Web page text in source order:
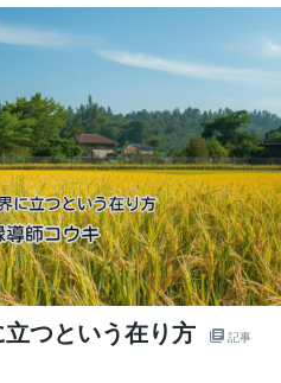
つという在り方 記事